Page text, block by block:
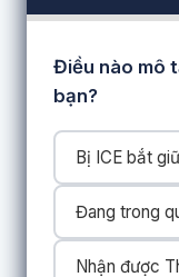
Điều nào mô
bạn?
Bị ICE bắt giữ
Đang trong
Nhận được